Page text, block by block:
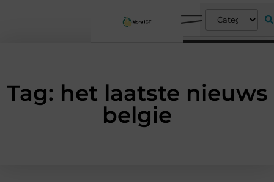
Tag: het laatste nieuws
belgie